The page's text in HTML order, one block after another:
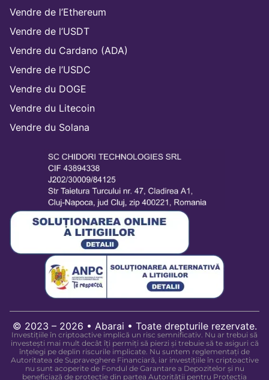
Vendre de l’Ethereum
Vendre de l’USDT
Vendre du Cardano (ADA)
Vendre de l’USDC
Vendre du DOGE
Vendre du Litecoin
Vendre du Solana
© 2023 – 2026 • Abarai • Toate drepturile rezervate.
Investițiile în criptoactive implică un risc semnificativ. Nu ar trebui să
investești mai mult decât îți permiți să pierzi și trebuie să te asiguri că
înțelegi pe deplin riscurile implicate. Nu suntem reglementați de
Autoritatea de Supraveghere Financiară, iar investițiile în criptoactive
nu sunt acoperite de Fondul de Garantare a Depozitelor și nu
beneficiază de protecție din partea Autorității pentru Protecția